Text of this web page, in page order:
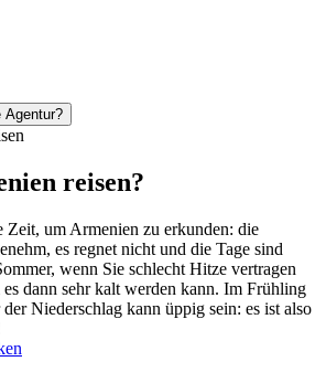
Agentur?
reisen?
Zeit, um Armenien zu erkunden: die
es regnet nicht und die Tage sind
wenn Sie schlecht Hitze vertragen
dann sehr kalt werden kann. Im Frühling
Niederschlag kann üppig sein: es ist also